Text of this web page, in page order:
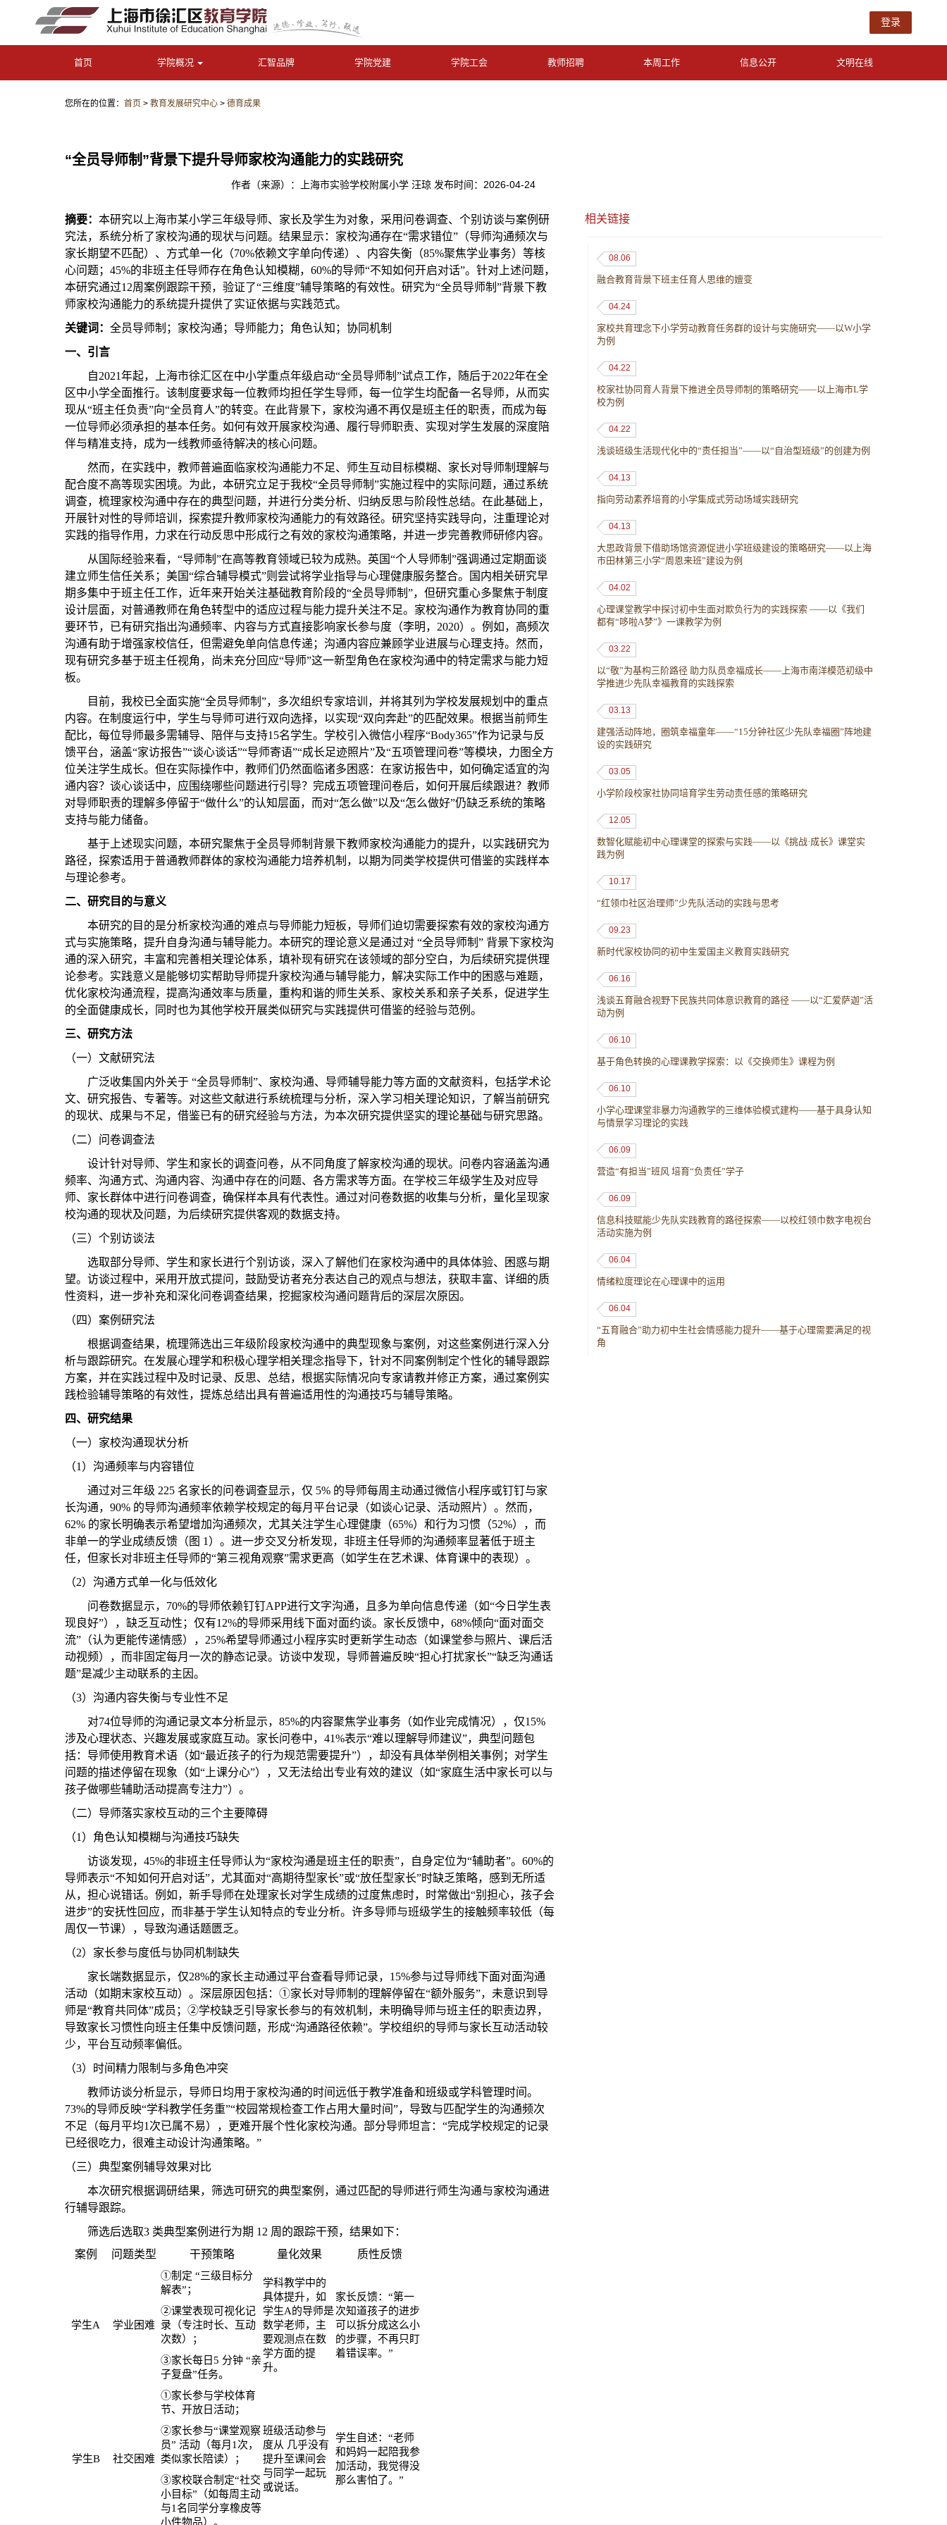
登录
首页 学院概况 汇智品牌 学院党建 学院工会 教师招聘 本周工作 信息公开 文明在线
您所在的位置： 首页 > 教育发展研究中心 > 德育成果
“全员导师制”背景下提升导师家校沟通能力的实践研究
作者（来源）：上海市实验学校附属小学 汪琼 发布时间：2026-04-24
摘要： 本研究以上海市某小学三年级导师、家长及学生为对象，采用问卷调查、个别访谈与案例研
究法，系统分析了家校沟通的现状与问题。结果显示：家校沟通存在“需求错位”（导师沟通频次与
家长期望不匹配）、方式单一化（70%依赖文字单向传递）、内容失衡（85%聚焦学业事务）等核
心问题；45%的非班主任导师存在角色认知模糊，60%的导师“不知如何开启对话”。针对上述问题，
本研究通过12周案例跟踪干预，验证了“三维度”辅导策略的有效性。研究为“全员导师制”背景下教
师家校沟通能力的系统提升提供了实证依据与实践范式。
关键词： 全员导师制；家校沟通；导师能力；角色认知；协同机制
一、 引言
自2021年起，上海市徐汇区在中小学重点年级启动“全员导师制”试点工作，随后于2022年在全
区中小学全面推行。该制度要求每一位教师均担任学生导师，每一位学生均配备一名导师，从而实
现从“班主任负责”向“全员育人”的转变。在此背景下，家校沟通不再仅是班主任的职责，而成为每
一位导师必须承担的基本任务。如何有效开展家校沟通、履行导师职责、实现对学生发展的深度陪
伴与精准支持，成为一线教师亟待解决的核心问题。
然而，在实践中，教师普遍面临家校沟通能力不足、师生互动目标模糊、家长对导师制理解与
配合度不高等现实困境。为此，本研究立足于我校“全员导师制”实施过程中的实际问题，通过系统
调查，梳理家校沟通中存在的典型问题，并进行分类分析、归纳反思与阶段性总结。在此基础上，
开展针对性的导师培训，探索提升教师家校沟通能力的有效路径。研究坚持实践导向，注重理论对
实践的指导作用，力求在行动反思中形成行之有效的家校沟通策略，并进一步完善教师研修内容。
从国际经验来看， “导师制”在高等教育领域已较为成熟。英国“个人导师制”强调通过定期面谈
建立师生信任关系；美国“综合辅导模式”则尝试将学业指导与心理健康服务整合。国内相关研究早
期多集中于班主任工作，近年来开始关注基础教育阶段的“全员导师制”，但研究重心多聚焦于制度
设计层面，对普通教师在角色转型中的适应过程与能力提升关注不足。家校沟通作为教育协同的重
要环节，已有研究指出沟通频率、内容与方式直接影响家长参与度（李明，2020）。例如，高频次
沟通有助于增强家校信任，但需避免单向信息传递；沟通内容应兼顾学业进展与心理支持。然而，
现有研究多基于班主任视角，尚未充分回应“导师”这一新型角色在家校沟通中的特定需求与能力短
板。
目前，我校已全面实施“全员导师制”，多次组织专家培训，并将其列为学校发展规划中的重点
内容。在制度运行中，学生与导师可进行双向选择，以实现“双向奔赴”的匹配效果。根据当前师生
配比，每位导师最多需辅导、陪伴与支持15名学生。学校引入微信小程序“Body365”作为记录与反
馈平台，涵盖“家访报告”“谈心谈话”“导师寄语”“成长足迹照片”及“五项管理问卷”等模块，力图全方
位关注学生成长。但在实际操作中，教师们仍然面临诸多困惑：在家访报告中，如何确定适宜的沟
通内容？谈心谈话中，应围绕哪些问题进行引导？完成五项管理问卷后，如何开展后续跟进？教师
对导师职责的理解多停留于“做什么”的认知层面，而对“怎么做”以及“怎么做好”仍缺乏系统的策略
支持与能力储备。
基于上述现实问题，本研究聚焦于全员导师制背景下教师家校沟通能力的提升，以实践研究为
路径，探索适用于普通教师群体的家校沟通能力培养机制，以期为同类学校提供可借鉴的实践样本
与理论参考。
二、 研究目的与意义
本研究的目的是分析家校沟通的难点与导师能力短板，导师们迫切需要探索有效的家校沟通方
式与实施策略，提升自身沟通与辅导能力。本研究的理论意义是通过对 “全员导师制” 背景下家校沟
通的深入研究，丰富和完善相关理论体系，填补现有研究在该领域的部分空白，为后续研究提供理
论参考。实践意义是能够切实帮助导师提升家校沟通与辅导能力，解决实际工作中的困惑与难题，
优化家校沟通流程，提高沟通效率与质量，重构和谐的师生关系、家校关系和亲子关系，促进学生
的全面健康成长，同时也为其他学校开展类似研究与实践提供可借鉴的经验与范例。
三、 研究方法
（一）文献研究法
广泛收集国内外关于 “全员导师制”、家校沟通、导师辅导能力等方面的文献资料，包括学术论
文、研究报告、专著等。对这些文献进行系统梳理与分析，深入学习相关理论知识，了解当前研究
的现状、成果与不足，借鉴已有的研究经验与方法，为本次研究提供坚实的理论基础与研究思路。
（二）问卷调查法
设计针对导师、学生和家长的调查问卷，从不同角度了解家校沟通的现状。问卷内容涵盖沟通
频率、沟通方式、沟通内容、沟通中存在的问题、各方需求等方面。在学校三年级学生及对应导
师、家长群体中进行问卷调查，确保样本具有代表性。通过对问卷数据的收集与分析，量化呈现家
校沟通的现状及问题，为后续研究提供客观的数据支持。
（三）个别访谈法
选取部分导师、学生和家长进行个别访谈，深入了解他们在家校沟通中的具体体验、困惑与期
望。访谈过程中，采用开放式提问，鼓励受访者充分表达自己的观点与想法，获取丰富、详细的质
性资料，进一步补充和深化问卷调查结果，挖掘家校沟通问题背后的深层次原因。
（四）案例研究法
根据调查结果，梳理筛选出三年级阶段家校沟通中的典型现象与案例，对这些案例进行深入分
析与跟踪研究。在发展心理学和积极心理学相关理念指导下，针对不同案例制定个性化的辅导跟踪
方案，并在实践过程中及时记录、反思、总结，根据实际情况向专家请教并修正方案，通过案例实
践检验辅导策略的有效性，提炼总结出具有普遍适用性的沟通技巧与辅导策略。
四、 研究结果
（一） 家校沟通现状分析
（1 ）沟通频率与内容错位
通过对三年级 225 名家长的问卷调查显示，仅 5% 的导师每周主动通过微信小程序或钉钉与家
长沟通，90% 的导师沟通频率依赖学校规定的每月平台记录（如谈心记录、活动照片）。然而，
62% 的家长明确表示希望增加沟通频次，尤其关注学生心理健康（65%）和行为习惯（52%），而
非单一的学业成绩反馈（图 1）。进一步交叉分析发现，非班主任导师的沟通频率显著低于班主
任，但家长对非班主任导师的“第三视角观察”需求更高（如学生在艺术课、体育课中的表现）。
（2）沟通方式单一化与低效化
问卷数据显示， 70%的导师依赖钉钉APP进行文字沟通，且多为单向信息传递（如“今日学生表
现良好”），缺乏互动性；仅有12%的导师采用线下面对面约谈。家长反馈中，68%倾向“面对面交
流”（认为更能传递情感），25%希望导师通过小程序实时更新学生动态（如课堂参与照片、课后活
动视频），而非固定每月一次的静态记录。访谈中发现，导师普遍反映“担心打扰家长”“缺乏沟通话
题”是减少主动联系的主因。
（3）沟通内容失衡与专业性不足
对74位导师的沟通记录文本分析显示，85%的内容聚焦学业事务（如作业完成情况），仅15%
涉及心理状态、兴趣发展或家庭互动。家长问卷中，41%表示“难以理解导师建议”，典型问题包
括：导师使用教育术语（如“最近孩子的行为规范需要提升”），却没有具体举例相关事例；对学生
问题的描述停留在现象（如“上课分心”），又无法给出专业有效的建议（如“家庭生活中家长可以与
孩子做哪些辅助活动提高专注力”）。
（二） 导师落实家校互动的三个主要障碍
（1） 角色认知模糊与沟通技巧缺失
访谈发现， 45%的非班主任导师认为“家校沟通是班主任的职责”，自身定位为“辅助者”。60%的
导师表示“不知如何开启对话”，尤其面对“高期待型家长”或“放任型家长”时缺乏策略，感到无所适
从，担心说错话。例如，新手导师在处理家长对学生成绩的过度焦虑时，时常做出“别担心，孩子会
进步”的安抚性回应，而非基于学生认知特点的专业分析。许多导师与班级学生的接触频率较低（每
周仅一节课），导致沟通话题匮乏。
（2） 家长参与度低与协同机制缺失
家长端数据显示，仅28%的家长主动通过平台查看导师记录，15%参与过导师线下面对面沟通
活动（如期末家校互动）。深层原因包括：①家长对导师制的理解停留在“额外服务”，未意识到导
师是“教育共同体”成员；②学校缺乏引导家长参与的有效机制，未明确导师与班主任的职责边界，
导致家长习惯性向班主任集中反馈问题，形成“沟通路径依赖”。学校组织的导师与家长互动活动较
少，平台互动频率偏低。
（3）
时间精力限制与多角色冲突
教师访谈分析显示，导师日均用于家校沟通的时间远低于教学准备和班级或学科管理时间。
73%的导师反映“学科教学任务重”“校园常规检查工作占用大量时间”，导致与匹配学生的沟通频次
不足（每月平均1次已属不易），更难开展个性化家校沟通。部分导师坦言：“完成学校规定的记录
已经很吃力，很难主动设计沟通策略。”
（三） 典型案例辅导效果对比
本次研究根据调研结果，筛选可研究的典型案例，通过匹配的导师进行师生沟通与家校沟通进
行辅导跟踪。
筛选后选取3 类典型案例进行为期 12 周的跟踪干预，结果如下：
案例
问题类型 干预策略 量化效果 质性反馈
学生A 学业困难
①制定 “三级目标分
解表”；
②课堂表现可视化记
录（专注时长、互动
次数）
；
③家长每日5 分钟 “亲
子复盘”任务。
学科教学中的
具体提升，如
学生A的导师是
数学老师，主
要观测点在数
学方面的提
升。
家长反馈： “第一
次知道孩子的进步
可以拆分成这么小
的步骤，不再只盯
着错误率。”
学生B 社交困难
①家长参与学校体育
节、开放日活动；
②家长参与“课堂观察
员” 活动（每月1次，
类似家长陪读）
；
③家校联合制定“社交
小目标”（如每周主动
与1名同学分享橡皮等
小件物品） 。
班级活动参与
度从 几乎没有
提升至课间会
与同学一起玩
或说话。
学生自述： “老师
和妈妈一起陪我参
加活动，我觉得没
那么害怕了。”
相关链接
08.06
融合教育背景下班主任育人思维的嬗变
04.24
家校共育理念下小学劳动教育任务群的设计与实施研究——以W小学
为例
04.22
校家社协同育人背景下推进全员导师制的策略研究——以上海市L学
校为例
04.22
浅谈班级生活现代化中的“责任担当”——以“自治型班级”的创建为例
04.13
指向劳动素养培育的小学集成式劳动场域实践研究
04.13
大思政背景下借助场馆资源促进小学班级建设的策略研究——以上海
市田林第三小学“周恩来班”建设为例
04.02
心理课堂教学中探讨初中生面对欺负行为的实践探索 ——以《我们
都有“哆啦A梦”》一课教学为例
03.22
以“敬”为基构三阶路径 助力队员幸福成长——上海市南洋模范初级中
学推进少先队幸福教育的实践探索
03.13
建强活动阵地，圈筑幸福童年——“15分钟社区少先队幸福圈”阵地建
设的实践研究
03.05
小学阶段校家社协同培育学生劳动责任感的策略研究
12.05
数智化赋能初中心理课堂的探索与实践——以《挑战·成长》课堂实
践为例
10.17
“红领巾社区治理师”少先队活动的实践与思考
09.23
新时代家校协同的初中生爱国主义教育实践研究
06.16
浅谈五育融合视野下民族共同体意识教育的路径 ——以“汇爱萨迦”活
动为例
06.10
基于角色转换的心理课教学探索：以《交换师生》课程为例
06.10
小学心理课堂非暴力沟通教学的三维体验模式建构——基于具身认知
与情景学习理论的实践
06.09
营造“有担当”班风 培育“负责任”学子
06.09
信息科技赋能少先队实践教育的路径探索——以校红领巾数字电视台
活动实施为例
06.04
情绪粒度理论在心理课中的运用
06.04
“五育融合”助力初中生社会情感能力提升——基于心理需要满足的视
角